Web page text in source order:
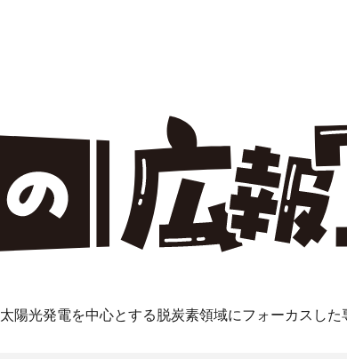
太陽光発電を中心とする脱炭素領域にフォーカスした